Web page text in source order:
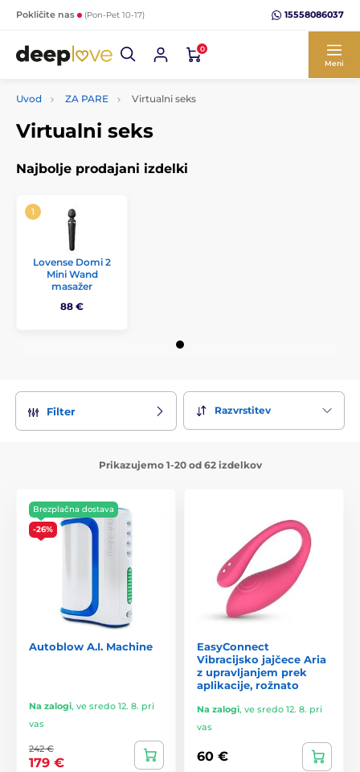
Pokličite nas (Pon-Pet 10-17) 15558086037
0
Meni
Uvod ZA PARE Virtualni seks
Virtualni seks
Najbolje prodajani izdelki
Lovense Domi 2
Mini Wand
masažer
88 €
Filter Razvrstitev
Prikazujemo 1-20 od 62 izdelkov
Brezplačna dostava
-26%
Autoblow A.I. Machine
Na zalogi, ve sredo 12. 8. pri
vas
242 €
179 €
EasyConnect
Vibracijsko jajčece Aria
z upravljanjem prek
aplikacije, rožnato
Na zalogi, ve sredo 12. 8. pri
vas
60 €